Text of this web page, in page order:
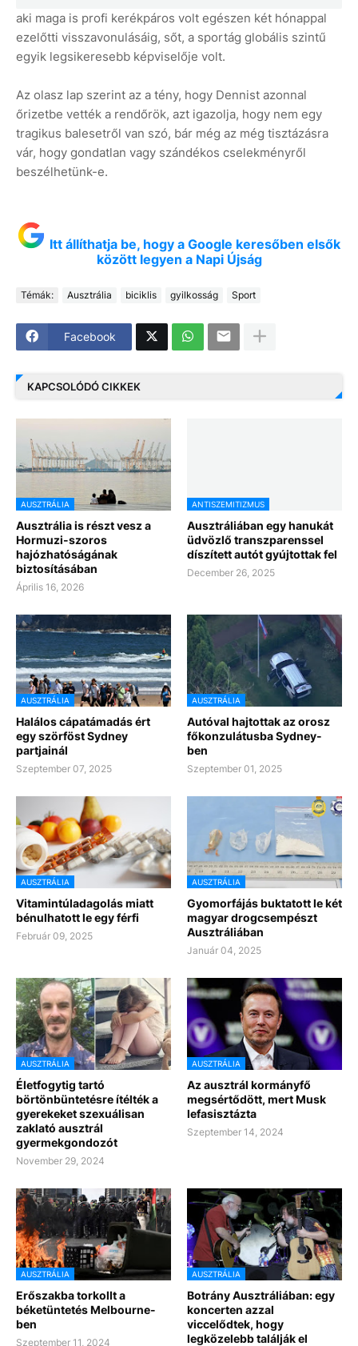
aki maga is profi kerékpáros volt egészen két hónappal
ezelőtti visszavonulásáig, sőt, a sportág globális szintű
egyik legsikeresebb képviselője volt.
Az olasz lap szerint az a tény, hogy Dennist azonnal
őrizetbe vették a rendőrök, azt igazolja, hogy nem egy
tragikus balesetről van szó, bár még az még tisztázásra
vár, hogy gondatlan vagy szándékos cselekményről
beszélhetünk-e.
Itt állíthatja be, hogy a Google keresőben elsők
között legyen a Napi Újság
Témák: Ausztrália biciklis gyilkosság Sport
Facebook
KAPCSOLÓDÓ CIKKEK
AUSZTRÁLIA
Ausztrália is részt vesz a
Hormuzi-szoros
hajózhatóságának
biztosításában
Április 16, 2026
ANTISZEMITIZMUS
Ausztráliában egy hanukát
üdvözlő transzparenssel
díszített autót gyújtottak fel
December 26, 2025
AUSZTRÁLIA
Halálos cápatámadás ért
egy szörföst Sydney
partjainál
Szeptember 07, 2025
AUSZTRÁLIA
Autóval hajtottak az orosz
főkonzulátusba Sydney-
ben
Szeptember 01, 2025
AUSZTRÁLIA
Vitamintúladagolás miatt
bénulhatott le egy férfi
Február 09, 2025
AUSZTRÁLIA
Gyomorfájás buktatott le két
magyar drogcsempészt
Ausztráliában
Január 04, 2025
AUSZTRÁLIA
Életfogytig tartó
börtönbüntetésre ítélték a
gyerekeket szexuálisan
zaklató ausztrál
gyermekgondozót
November 29, 2024
AUSZTRÁLIA
Az ausztrál kormányfő
megsértődött, mert Musk
lefasisztázta
Szeptember 14, 2024
AUSZTRÁLIA
Erőszakba torkollt a
béketüntetés Melbourne-
ben
Szeptember 11, 2024
AUSZTRÁLIA
Botrány Ausztráliában: egy
koncerten azzal
viccelődtek, hogy
legközelebb találják el